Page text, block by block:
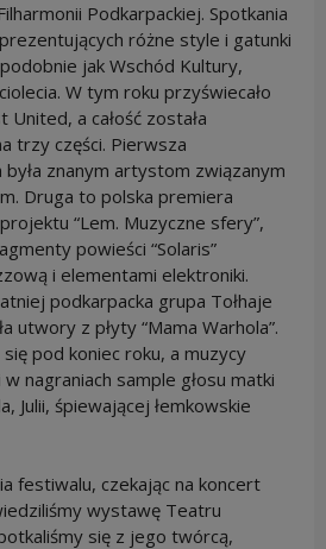
Podkarpackiej. Spotkania
różne style i gatunki
jak Wschód Kultury,
W tym roku przyświecało
United, a całość została
trzy części. Pierwsza
była znanym artystom związanym
Druga to polska premiera
“Lem. Muzyczne sfery”,
powieści “Solaris”
i elementami elektroniki.
podkarpacka grupa Tołhaje
utwory z płyty “Mama Warhola”.
się pod koniec roku, a muzycy
nagraniach sample głosu matki
Julii, śpiewającej łemkowskie
festiwalu, czekając na koncert
wystawę Teatru
się z jego twórcą,